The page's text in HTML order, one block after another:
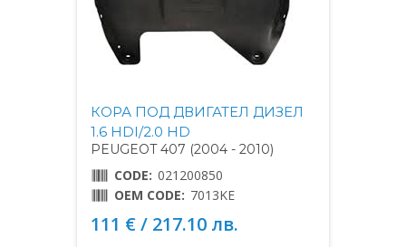
КОРА ПОД ДВИГАТЕЛ ДИЗЕЛ
1.6 HDI/2.0 HD
PEUGEOT 407 (2004 - 2010)
CODE: 021200850
OEM CODE: 7013KE
111 € / 217.10 лв.